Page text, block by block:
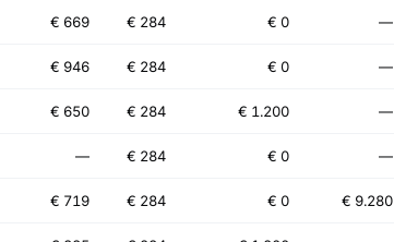
€ 669 € 284 € 0 —
€ 946 € 284 € 0 —
€ 650 € 284 € 1.200 —
— € 284 € 0 —
€ 719 € 284 € 0 € 9.280